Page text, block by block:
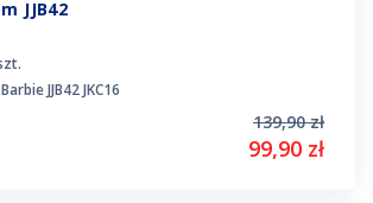
JJB42
Barbie JJB42 JKC16
139,90 zł
99,90 zł